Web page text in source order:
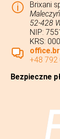
Brixani
52-428
NIP:
KRS:
+48 792
Bezpieczne